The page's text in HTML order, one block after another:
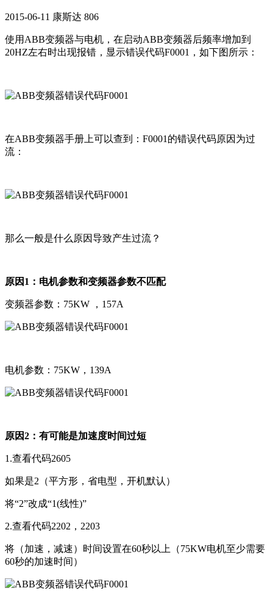
2015-06-11 康斯达 806
使用ABB变频器与电机，在启动ABB变频器后频率增加到
20HZ左右时出现报错，显示错误代码F0001，如下图所示：
在ABB变频器手册上可以查到：F0001的错误代码原因为过
流：
那么一般是什么原因导致产生过流？
原因1：电机参数和变频器参数不匹配
变频器参数：75KW ，157A
电机参数：75KW，139A
原因2：有可能是加速度时间过短
1.查看代码2605
如果是2（平方形，省电型，开机默认）
将“2”改成“1(线性)”
2.查看代码2202，2203
将（加速，减速）时间设置在60秒以上（75KW电机至少需要
60秒的加速时间）